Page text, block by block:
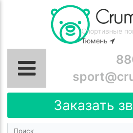
Спортивные
Тюмень
Заказать